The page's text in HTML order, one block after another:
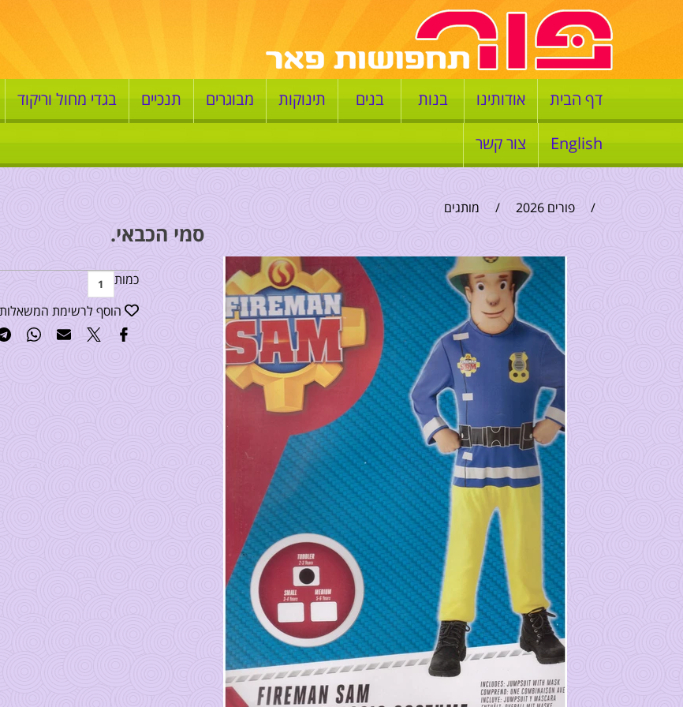
דף הבית אודותינו בנות בנים תינוקות מבוגרים תנכיים בגדי מחול וריקוד
English צור קשר
/ פורים 2026 / מותגים
סמי הכבאי.
כמות
הוסף לרשימת המשאלות